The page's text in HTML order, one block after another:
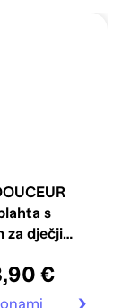
s
za dječji
cm
€